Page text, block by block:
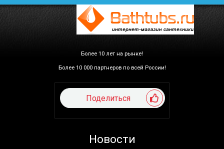
Более 10 лет на рынке!
Более 10 000 партнеров по всей России!
Поделиться
Новости